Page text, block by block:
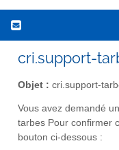
cri.support-
Objet : cri.support-
Vous avez demandé
tarbes Pour confirmer
bouton ci-dessous :